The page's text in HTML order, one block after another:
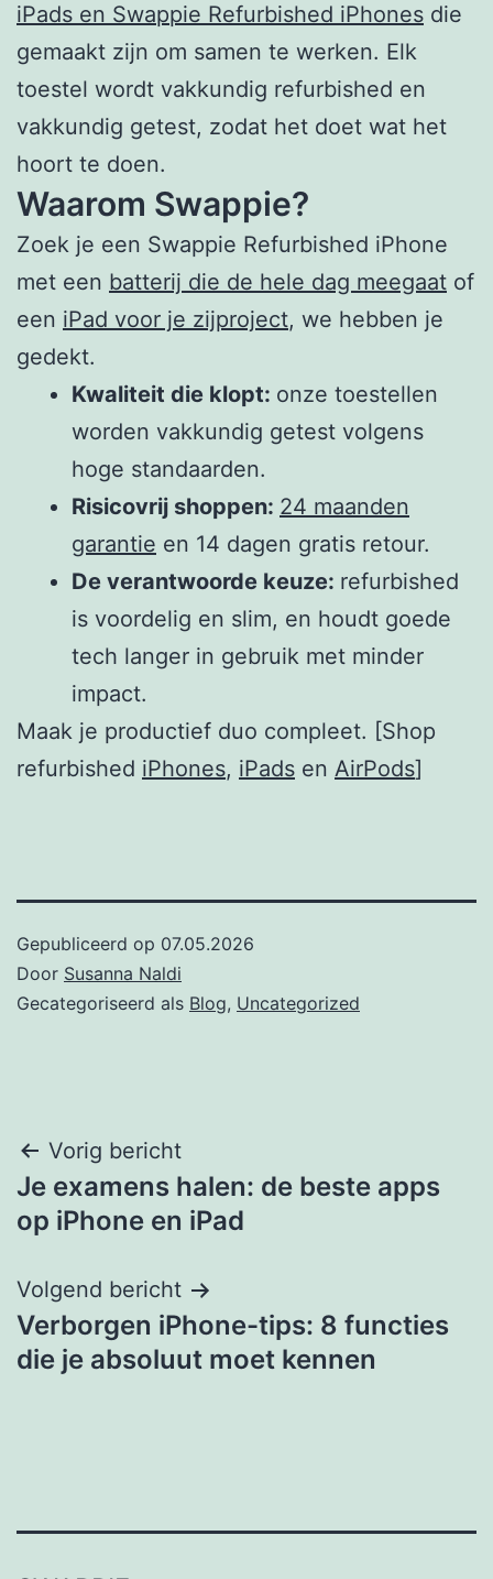
iPads en Swappie Refurbished iPhones die
gemaakt zijn om samen te werken. Elk
toestel wordt vakkundig refurbished en
vakkundig getest, zodat het doet wat het
hoort te doen.
Waarom Swappie?
Zoek je een Swappie Refurbished iPhone
met een batterij die de hele dag meegaat of
een iPad voor je zijproject, we hebben je
gedekt.
Kwaliteit die klopt: onze toestellen
worden vakkundig getest volgens
hoge standaarden.
Risicovrij shoppen: 24 maanden
garantie en 14 dagen gratis retour.
De verantwoorde keuze: refurbished
is voordelig en slim, en houdt goede
tech langer in gebruik met minder
impact.
Maak je productief duo compleet. [Shop
refurbished iPhones, iPads en AirPods]
Gepubliceerd op 07.05.2026
Door Susanna Naldi
Gecategoriseerd als Blog, Uncategorized
Post
navigation
Vorig bericht
Je examens halen: de beste apps
op iPhone en iPad
Volgend bericht
Verborgen iPhone-tips: 8 functies
die je absoluut moet kennen